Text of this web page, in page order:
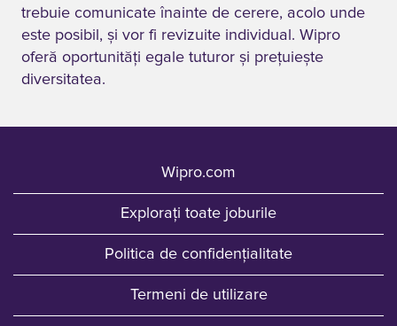
trebuie comunicate înainte de cerere, acolo unde
este posibil, și vor fi revizuite individual. Wipro
oferă oportunități egale tuturor și prețuiește
diversitatea.
Wipro.com
Explorați toate joburile
Politica de confidențialitate
Termeni de utilizare